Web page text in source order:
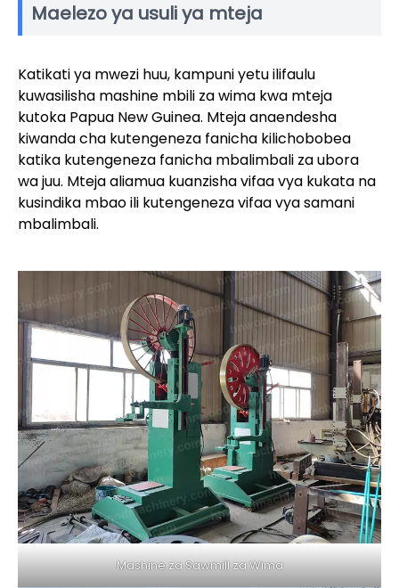
Maelezo ya usuli ya mteja
Katikati ya mwezi huu, kampuni yetu ilifaulu
kuwasilisha mashine mbili za wima kwa mteja
kutoka Papua New Guinea. Mteja anaendesha
kiwanda cha kutengeneza fanicha kilichobobea
katika kutengeneza fanicha mbalimbali za ubora
wa juu. Mteja aliamua kuanzisha vifaa vya kukata na
kusindika mbao ili kutengeneza vifaa vya samani
mbalimbali.
Mashine za Sawmill za Wima